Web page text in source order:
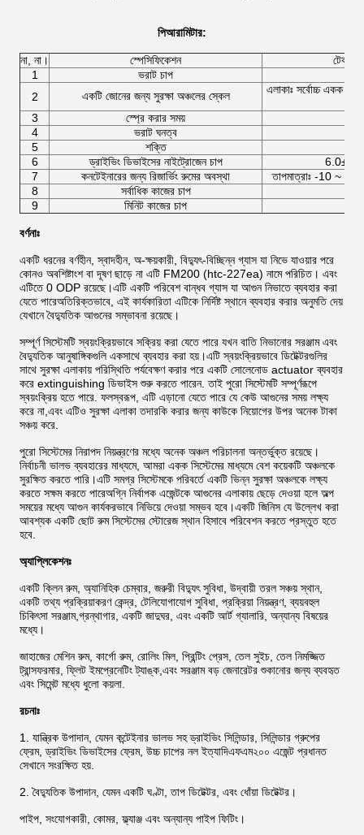
পিআরামিটার:
না, না। স্পেসিফিকেশন
1
ভরাট চাপ
2
একটি জোনের জন্য সুরক্ষা অঞ্চলের স্কেল
এলাকাঃ সর্বোচ্চ একক
3
স্প্রে করার সময়
4
ভরাট ঘনত্ব
5
শক্তি
6
ড্রাইভিং ডিভাইসের নাইট্রোজেন চাপ
7
কনটেইনারের জন্য রিজার্ভিং রুমের অবস্থা
তাপমাত্রাঃ -10 ~
8
সর্বাধিক কাজের চাপ
9
মিনিট কাজের চাপ
বর্ণনাঃ
একটি ধরনের বর্ণহীন, স্বাদহীন, অ-ক্ষয়কারী, বিদ্যুৎ-বিচ্ছিন্ন গ্যাস যা নিভে যাওয়ার পরে
কোনও অবশিষ্টাংশ বা দূষণ ছাড়ে না এটি FM200 (htc-227ea) নামে পরিচিত। এবং
এটিতে 0 ODP রয়েছে।এটি একটি পরিবেশ বান্ধব গ্যাস যা আগুন নিভাতে ব্যবহার করা
যেতে পারেঅতিরিক্তভাবে, এই কার্যকারিতা এটিকে নির্দিষ্ট স্থানে ব্যবহার করার অনুমতি দেয়
যেখানে বৈদ্যুতিক আগুনের সম্ভাবনা রয়েছে।
সম্পূর্ণ সিস্টেমটি স্বয়ংক্রিয়ভাবে সক্রিয় করা যেতে পারে যখন বাতি নিভানোর সরঞ্জাম এবং
বৈদ্যুতিক আনুষাঙ্গিকগুলি একসাথে ব্যবহার করা হয়।এটি স্বয়ংক্রিয়ভাবে ডিটেক্টরগুলির
সাথে সুরক্ষা এলাকায় পরিস্থিতি পর্যবেক্ষণ করার পরে একটি সোলেনোড actuator ব্যবহার
করে extinguishing ডিভাইস শুরু করতে পারেন. তাই পুরো সিস্টেমটি সম্পূর্ণরূপে
স্বয়ংক্রিয় হতে পারে. ফলস্বরূপ, এটি এড়ানো যেতে পারে যে কেউ আগুনের সময় লক্ষ্য
করে না,এবং এটিও সুরক্ষা এলাকা তদারকি করার জন্য কাউকে নিয়োগের উপর অনেক টাকা
সঞ্চয় করে.
পুরো সিস্টেমের নিরাপদ নিয়ন্ত্রণের মধ্যে অনেক অঞ্চল পরিচালনা অন্তর্ভুক্ত রয়েছে।
নির্বাচনী ভালভ ব্যবহারের মাধ্যমে, আমরা একক সিস্টেমের মাধ্যমে বেশ কয়েকটি অঞ্চলকে
সুরক্ষিত করতে পারি।এটি সমগ্র সিস্টেমকে পরিবর্তে একটি ভিন্ন সুরক্ষা অঞ্চলকে লক্ষ্য
করতে সক্ষম করতে পারেঅগ্নি নির্বাপক এজেন্টকে আগুনের এলাকায় ছেড়ে দেওয়া হলে অল্প
সময়ের মধ্যে আগুন কার্যকরভাবে নিভিয়ে দেওয়া সম্ভব হবে।একটি জিনিস যে উল্লেখ করা
আবশ্যক একটি ছোট রুম সিস্টেমের স্টোরেজ স্থান হিসাবে পরিবেশন করতে প্রস্তুত হতে
হবে.
অ্যাপ্লিকেশনঃ
একটি ক্লিন রুম, অ্যানিহিক চেম্বার, জরুরী বিদ্যুৎ সুবিধা, উদ্বায়ী তরল সঞ্চয় স্থান,
একটি তথ্য প্রক্রিয়াকরণ কেন্দ্র, টেলিযোগাযোগ সুবিধা, প্রক্রিয়া নিয়ন্ত্রণ, ব্যয়বহুল
চিকিৎসা সরঞ্জাম,গ্রন্থাগার, একটি জাদুঘর, এবং একটি আর্ট গ্যালারি, অন্যান্য বিষয়ের
মধ্যে।
জাহাজের মেশিন রুম, কার্গো রুম, রোলিং মিল, প্রিন্টিং প্রেস, তেল সুইচ, তেল নিমজ্জিত
ট্রান্সফরমার, ফ্লিট ইমপ্রেনেটিং ট্যাঙ্ক,এবং সরঞ্জাম বড় জেনারেটর শুকানোর জন্য ব্যবহৃত
এবং সিমেন্ট মধ্যে ধুলো কয়লা.
রচনাঃ
1. যান্ত্রিক উপাদান, যেমন কন্টেইনার ভালভ সহ ড্রাইভিং সিলিন্ডার, সিলিন্ডার গ্রুপের
ফ্রেম, ড্রাইভিং ডিভাইসের ফ্রেম, উচ্চ চাপের নল ইত্যাদিএফএম২০০ এজেন্ট প্রধানত
সেখানে সংরক্ষিত হয়.
2. বৈদ্যুতিক উপাদান, যেমন একটি ঘণ্টা, তাপ ডিটেক্টর, এবং ধোঁয়া ডিটেক্টর।
পাইপ, সংযোগকারী, কোমর, ফ্ল্যাঞ্জ এবং অন্যান্য পাইপ ফিটিং।